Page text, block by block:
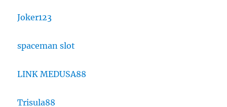
Joker123
spaceman slot
LINK MEDUSA88
Trisula88